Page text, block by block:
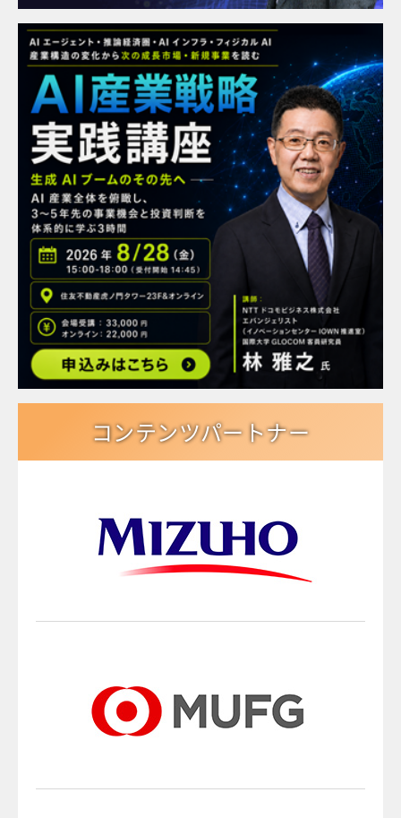
コンテンツパートナー